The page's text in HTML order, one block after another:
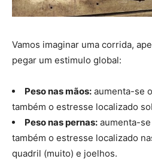
Vamos imaginar uma corrida,
pegar um estimulo global:
Peso nas mãos: aumenta-se
também o estresse localizado
Peso nas pernas: aumenta-
também o estresse localizado
quadril (muito) e joelhos.